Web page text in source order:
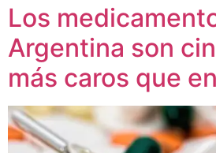
Los
Argentina son
más caros que